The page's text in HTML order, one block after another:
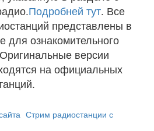
Подробней тут. Все
представлены в
для ознакомительного
версии
на официальных
Стрим радиостанции с